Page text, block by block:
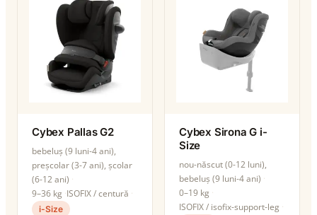
Cybex Pallas G2
bebeluș (9 luni-4 ani),
preșcolar (3-7 ani), școlar
(6-12 ani)
9–36 kg ISOFIX / centură
i-Size
Cybex Sirona G i-
Size
nou-născut (0-12 luni),
bebeluș (9 luni-4 ani)
0–19 kg
ISOFIX / isofix-support-leg